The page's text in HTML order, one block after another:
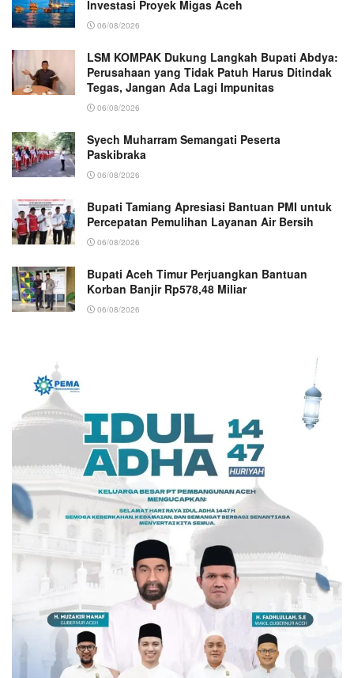
Investasi Proyek Migas Aceh
06/08/2026
LSM KOMPAK Dukung Langkah Bupati Abdya:
Perusahaan yang Tidak Patuh Harus Ditindak
Tegas, Jangan Ada Lagi Impunitas
06/08/2026
Syech Muharram Semangati Peserta
Paskibraka
06/08/2026
Bupati Tamiang Apresiasi Bantuan PMI untuk
Percepatan Pemulihan Layanan Air Bersih
06/08/2026
Bupati Aceh Timur Perjuangkan Bantuan
Korban Banjir Rp578,48 Miliar
06/08/2026